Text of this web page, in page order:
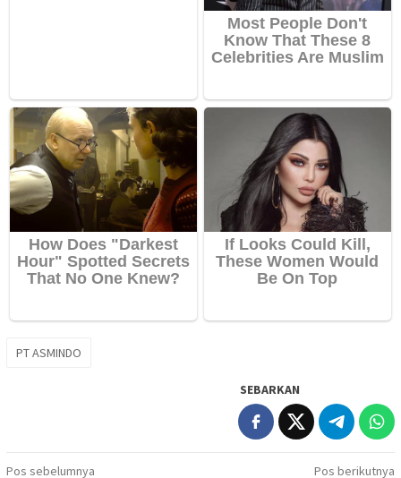
PT ASMINDO
SEBARKAN
Pos sebelumnya Pos berikutnya